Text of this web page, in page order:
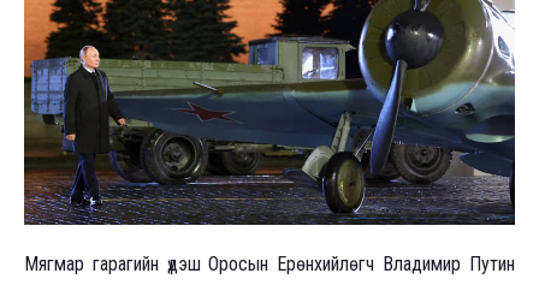
Мягмар гарагийн үдэш Оросын Ерөнхийлөгч Владимир Путин